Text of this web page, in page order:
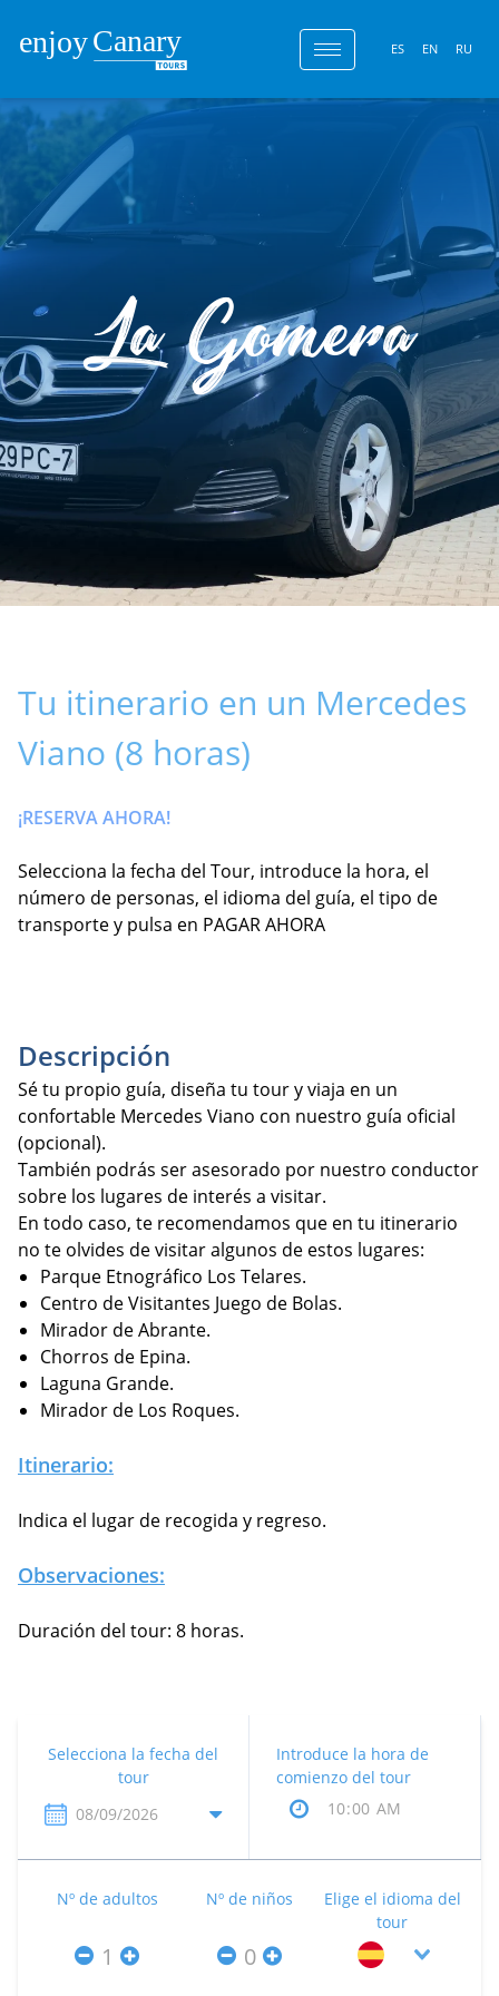
ES EN RU
La Gomera
Tu itinerario en un Mercedes
Viano (8 horas)
¡RESERVA AHORA!
Selecciona la fecha del Tour, introduce la hora, el
número de personas, el idioma del guía, el tipo de
transporte y pulsa en PAGAR AHORA
Descripción
Sé tu propio guía, diseña tu tour y viaja en un
confortable Mercedes Viano con nuestro guía oficial
(opcional).
También podrás ser asesorado por nuestro conductor
sobre los lugares de interés a visitar.
En todo caso, te recomendamos que en tu itinerario
no te olvides de visitar algunos de estos lugares:
Parque Etnográfico Los Telares.
Centro de Visitantes Juego de Bolas.
Mirador de Abrante.
Chorros de Epina.
Laguna Grande.
Mirador de Los Roques.
Itinerario:
Indica el lugar de recogida y regreso.
Observaciones:
Duración del tour: 8 horas.
Selecciona la fecha del
tour
Introduce la hora de
comienzo del tour
Nº de adultos Nº de niños
Elige el idioma del
tour